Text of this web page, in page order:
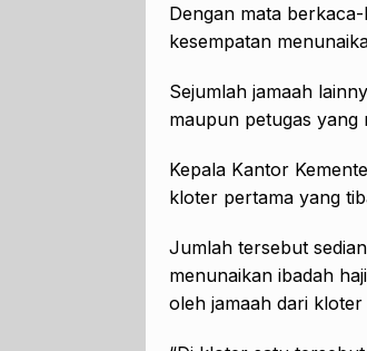
Dengan mata
kesempatan
Sejumlah jamaah
maupun petugas yang
Kepala Kantor
kloter pertama yang
Jumlah tersebut
menunaikan ibadah
oleh jamaah dari kloter